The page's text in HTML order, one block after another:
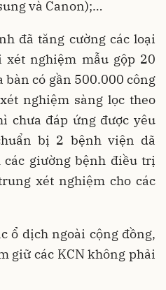
và Canon);…
đã tăng cường các loại
nghiệm mẫu gộp 20
có gần 500.000 công
nghiệm sàng lọc theo
chưa đáp ứng được yêu
bị 2 bệnh viện dã
giường bệnh điều trị
xét nghiệm cho các
ổ dịch ngoài cộng đồng,
giữ các KCN không phải